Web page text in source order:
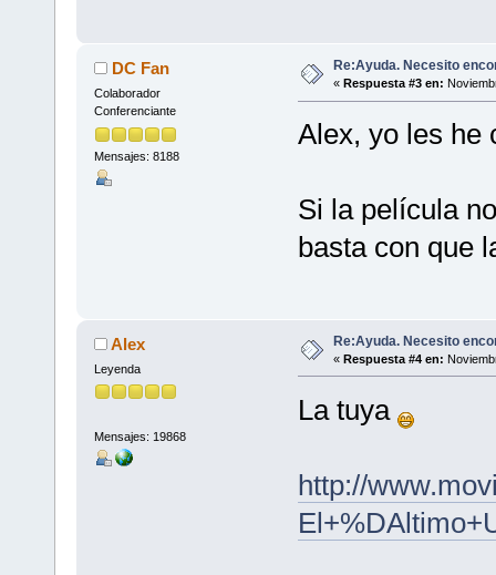
DC Fan
Colaborador
Conferenciante
Mensajes: 8188
Re:Ayuda. Necesito
« Respuesta #3 en:
Alex, yo les he
Si la película
basta con que
Alex
Leyenda
Mensajes: 19868
Re:Ayuda. Necesito
« Respuesta #4 en:
La tuya
http://